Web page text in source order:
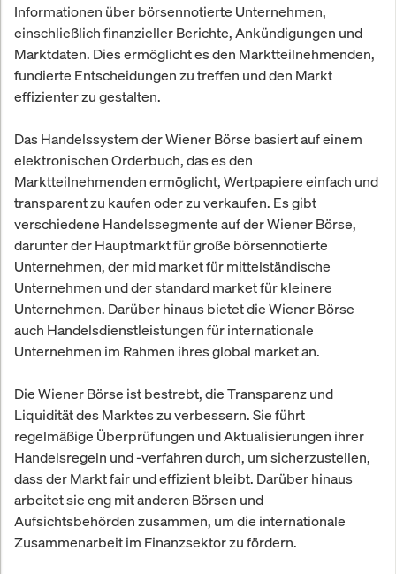
Informationen über börsennotierte Unternehmen,
einschließlich finanzieller Berichte, Ankündigungen und
Marktdaten. Dies ermöglicht es den Marktteilnehmenden,
fundierte Entscheidungen zu treffen und den Markt
effizienter zu gestalten.
Das Handelssystem der Wiener Börse basiert auf einem
elektronischen Orderbuch, das es den
Marktteilnehmenden ermöglicht, Wertpapiere einfach und
transparent zu kaufen oder zu verkaufen. Es gibt
verschiedene Handelssegmente auf der Wiener Börse,
darunter der Hauptmarkt für große börsennotierte
Unternehmen, der mid market für mittelständische
Unternehmen und der standard market für kleinere
Unternehmen. Darüber hinaus bietet die Wiener Börse
auch Handelsdienstleistungen für internationale
Unternehmen im Rahmen ihres global market an.
Die Wiener Börse ist bestrebt, die Transparenz und
Liquidität des Marktes zu verbessern. Sie führt
regelmäßige Überprüfungen und Aktualisierungen ihrer
Handelsregeln und -verfahren durch, um sicherzustellen,
dass der Markt fair und effizient bleibt. Darüber hinaus
arbeitet sie eng mit anderen Börsen und
Aufsichtsbehörden zusammen, um die internationale
Zusammenarbeit im Finanzsektor zu fördern.